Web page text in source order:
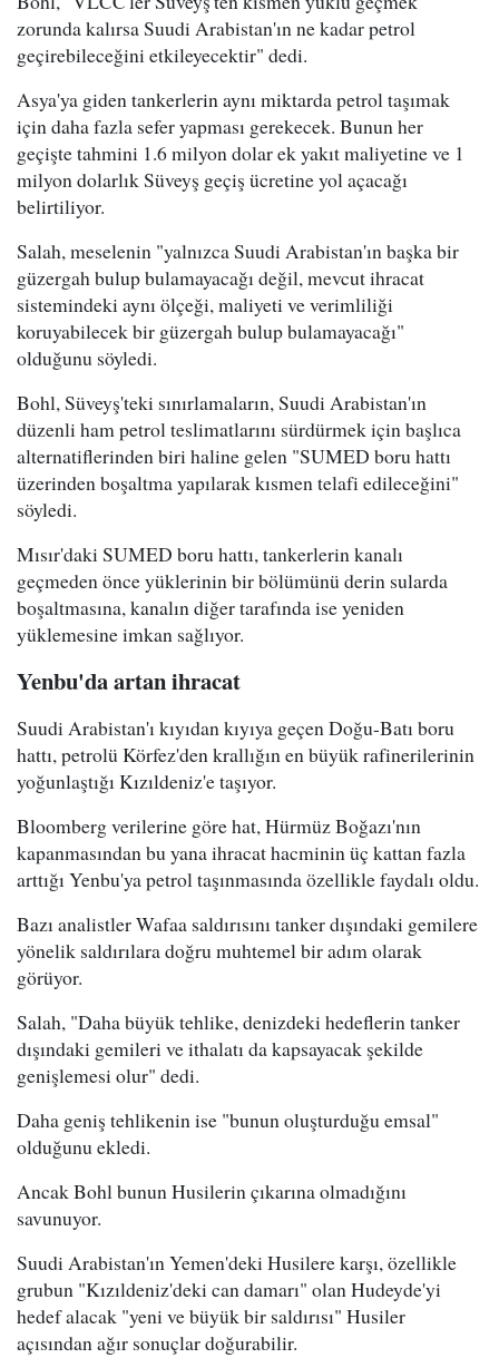
zorunda kalırsa Suudi Arabistan'ın ne kadar petrol
geçirebileceğini etkileyecektir" dedi.
Asya'ya giden tankerlerin aynı miktarda petrol taşımak
için daha fazla sefer yapması gerekecek. Bunun her
geçişte tahmini 1.6 milyon dolar ek yakıt maliyetine ve 1
milyon dolarlık Süveyş geçiş ücretine yol açacağı
belirtiliyor.
Salah, meselenin "yalnızca Suudi Arabistan'ın başka bir
güzergah bulup bulamayacağı değil, mevcut ihracat
sistemindeki aynı ölçeği, maliyeti ve verimliliği
koruyabilecek bir güzergah bulup bulamayacağı"
olduğunu söyledi.
Bohl, Süveyş'teki sınırlamaların, Suudi Arabistan'ın
düzenli ham petrol teslimatlarını sürdürmek için başlıca
alternatiflerinden biri haline gelen "SUMED boru hattı
üzerinden boşaltma yapılarak kısmen telafi edileceğini"
söyledi.
Mısır'daki SUMED boru hattı, tankerlerin kanalı
geçmeden önce yüklerinin bir bölümünü derin sularda
boşaltmasına, kanalın diğer tarafında ise yeniden
yüklemesine imkan sağlıyor.
Yenbu'da artan ihracat
Suudi Arabistan'ı kıyıdan kıyıya geçen Doğu-Batı boru
hattı, petrolü Körfez'den krallığın en büyük rafinerilerinin
yoğunlaştığı Kızıldeniz'e taşıyor.
Bloomberg verilerine göre hat, Hürmüz Boğazı'nın
kapanmasından bu yana ihracat hacminin üç kattan fazla
arttığı Yenbu'ya petrol taşınmasında özellikle faydalı oldu.
Bazı analistler Wafaa saldırısını tanker dışındaki gemilere
yönelik saldırılara doğru muhtemel bir adım olarak
görüyor.
Salah, "Daha büyük tehlike, denizdeki hedeflerin tanker
dışındaki gemileri ve ithalatı da kapsayacak şekilde
genişlemesi olur" dedi.
Daha geniş tehlikenin ise "bunun oluşturduğu emsal"
olduğunu ekledi.
Ancak Bohl bunun Husilerin çıkarına olmadığını
savunuyor.
Suudi Arabistan'ın Yemen'deki Husilere karşı, özellikle
grubun "Kızıldeniz'deki can damarı" olan Hudeyde'yi
hedef alacak "yeni ve büyük bir saldırısı" Husiler
açısından ağır sonuçlar doğurabilir.